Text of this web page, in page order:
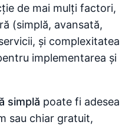
de mai mulți factori,
(simplă, avansată,
și complexitatea
implementarea și
simplă poate fi adesea
sau chiar gratuit,